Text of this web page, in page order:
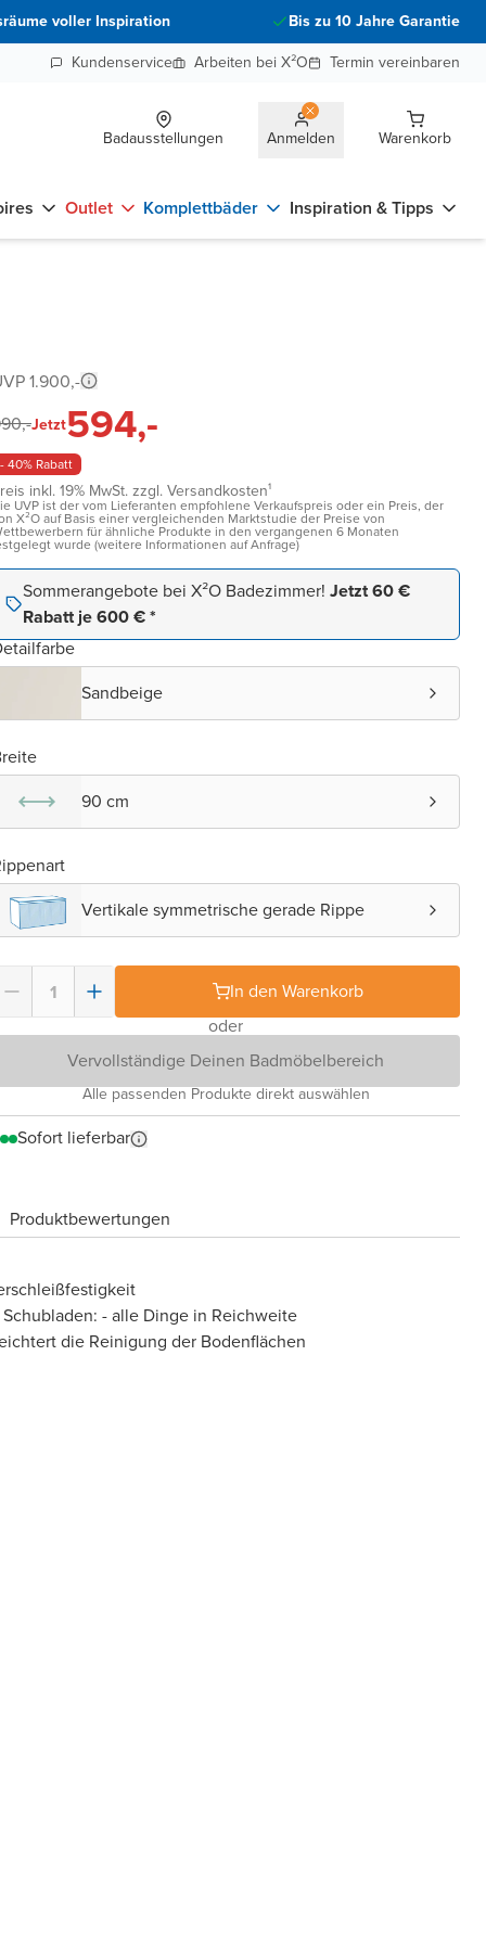
voller Inspiration
Bis zu 10 Jahre Garantie
Kundenservice
Arbeiten bei X²O Termin vereinbaren
Badausstellungen Anmelden Warenkorb
Outlet Komplettbäder Inspiration & Tipps
1.900,-
Jetzt594,-
- 40% Rabatt
inkl. 19% MwSt. zzgl. Versandkosten¹
UVP ist der vom Lieferanten empfohlene Verkaufspreis oder ein Preis, der
X²O auf Basis einer vergleichenden Marktstudie der Preise von
für ähnliche Produkte in den vergangenen 6 Monaten
wurde (weitere Informationen auf Anfrage)
Sommerangebote bei X²O Badezimmer! Jetzt 60 €
Rabatt je 600 € *
Sandbeige
90 cm
Vertikale symmetrische gerade Rippe
In den Warenkorb
oder
Vervollständige Deinen Badmöbelbereich
Alle passenden Produkte direkt auswählen
Sofort lieferbar
Produktbewertungen
- alle Dinge in Reichweite
die Reinigung der Bodenflächen